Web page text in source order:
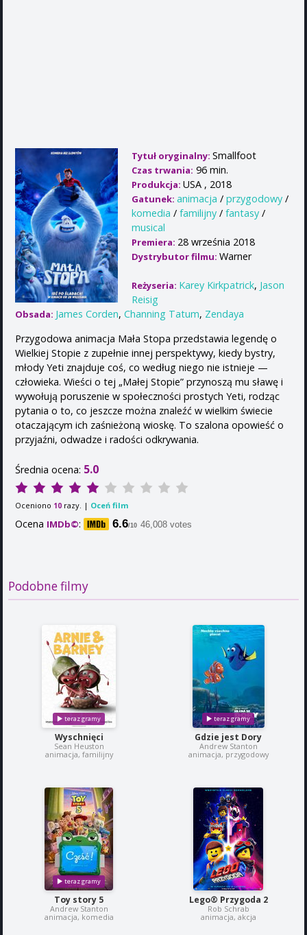
Tytuł oryginalny: Smallfoot
Czas trwania: 96 min.
Produkcja: USA , 2018
Gatunek: animacja / przygodowy /
komedia / familijny / fantasy /
musical
Premiera: 28 września 2018
Dystrybutor filmu: Warner
Reżyseria: Karey Kirkpatrick, Jason
Reisig
Obsada: James Corden, Channing Tatum, Zendaya
Przygodowa animacja Mała Stopa przedstawia legendę o
Wielkiej Stopie z zupełnie innej perspektywy, kiedy bystry,
młody Yeti znajduje coś, co według niego nie istnieje —
człowieka. Wieści o tej „Małej Stopie” przynoszą mu sławę i
wywołują poruszenie w społeczności prostych Yeti, rodząc
pytania o to, co jeszcze można znaleźć w wielkim świecie
otaczającym ich zaśnieżoną wioskę. To szalona opowieść o
przyjaźni, odwadze i radości odkrywania.
Średnia ocena: 5.0
Oceniono 10 razy. | Oceń film
Ocena IMDb©: 6.6/10 46,008 votes
Podobne filmy
Wyschnięci
Sean Heuston
animacja, familijny
Gdzie jest Dory
Andrew Stanton
animacja, przygodowy
Toy story 5
Andrew Stanton
animacja, komedia
Lego® Przygoda 2
Rob Schrab
animacja, akcja